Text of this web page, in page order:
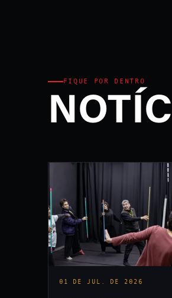
FIQUE POR DENTRO
01 DE JUL. DE 2026